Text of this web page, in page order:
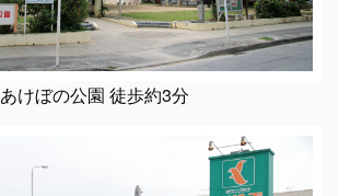
あけぼの公園 徒歩約3分